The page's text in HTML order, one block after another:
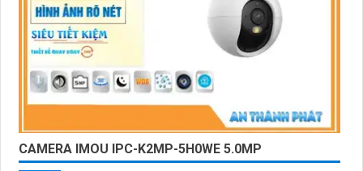
CAMERA IMOU IPC-K2MP-5H0WE 5.0MP